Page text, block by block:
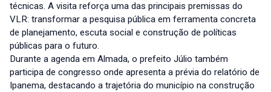
técnicas. A visita reforça uma das principais premissas do
VLR: transformar a pesquisa pública em ferramenta concreta
de planejamento, escuta social e construção de políticas
públicas para o futuro.
Durante a agenda em Almada, o prefeito Júlio também
participa de congresso onde apresenta a prévia do relatório de
Ipanema, destacando a trajetória do município na construção